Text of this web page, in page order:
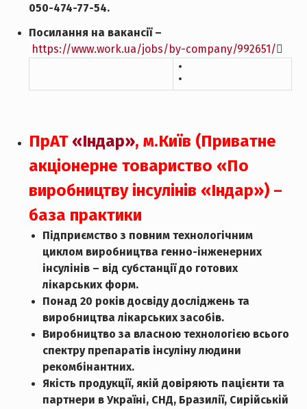
050-474-77-54.
Посилання на вакансії –
https://www.work.ua/jobs/by-company/992651/
ПрАТ «Індар», м.Київ (Приватне
акціонерне товариство «По
виробництву інсулінів «Індар») –
база практики
Підприємство з повним технологічним
циклом виробництва генно-інженерних
інсулінів – від субстанції до готових
лікарських форм.
Понад 20 років досвіду досліджень та
виробництва лікарських засобів.
Виробництво за власною технологією всього
спектру препаратів інсуліну людини
рекомбінантних.
Якість продукції, якій довіряють пацієнти та
партнери в Україні, СНД, Бразилії, Сирійській